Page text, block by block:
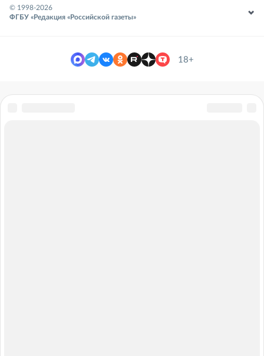
© 1998-2026
ФГБУ «Редакция «Российской газеты»
18+